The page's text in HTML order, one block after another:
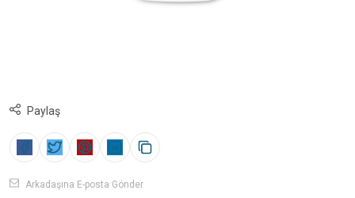
Paylaş
Arkadaşına E-posta Gönder